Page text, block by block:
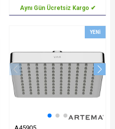
Aynı Gün Ücretsiz Kargo ✔
YENI